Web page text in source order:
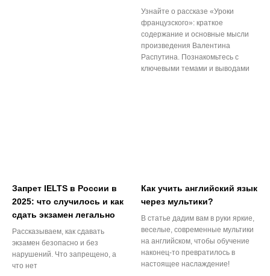
Узнайте о рассказе «Уроки
французского»: краткое
содержание и основные мысли
произведения Валентина
Распутина. Познакомьтесь с
ключевыми темами и выводами
Запрет IELTS в России в
2025: что случилось и как
сдать экзамен легально
Рассказываем, как сдавать
экзамен безопасно и без
нарушений. Что запрещено, а
что нет
Как учить английский язык
через мультики?
В статье дадим вам в руки яркие,
веселые, современные мультики
на английском, чтобы обучение
наконец-то превратилось в
настоящее наслаждение!